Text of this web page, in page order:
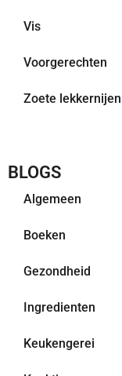
Vis
Voorgerechten
Zoete lekkernijen
BLOGS
Algemeen
Boeken
Gezondheid
Ingredienten
Keukengerei